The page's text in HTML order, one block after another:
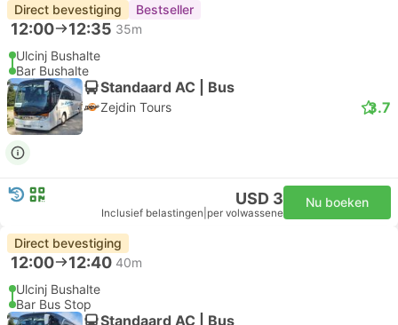
Direct bevestiging Bestseller
12:00 12:35 35m
Ulcinj Bushalte
Bar Bushalte
Standaard AC | Bus
Zejdin Tours 3.7
USD 3
Inclusief belastingen per volwassene
Nu boeken
Direct bevestiging
12:00 12:40 40m
Ulcinj Bushalte
Bar Bus Stop
Standaard AC | Bus